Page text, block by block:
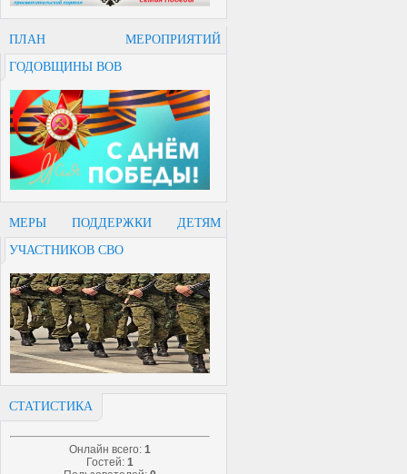
ПЛАН МЕРОПРИЯТИЙ
ГОДОВЩИНЫ ВОВ
МЕРЫ ПОДДЕРЖКИ ДЕТЯМ
УЧАСТНИКОВ СВО
СТАТИСТИКА
Онлайн всего: 1
Гостей: 1